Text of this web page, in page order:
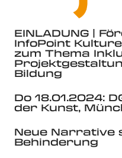
EINLADUNG |
InfoPoint
zum Thema
Bildung
Do 18.01.2024:
der Kunst,
Neue Narrative
Behinderung